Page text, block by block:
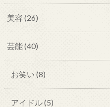
美容 (26)
芸能(40)
お笑い (8)
アイドル(5)